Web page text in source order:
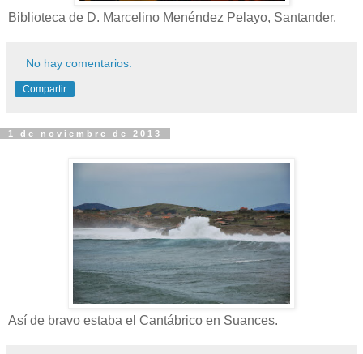
Biblioteca de D. Marcelino Menéndez Pelayo, Santander.
No hay comentarios:
Compartir
1 de noviembre de 2013
Así de bravo estaba el Cantábrico en Suances.